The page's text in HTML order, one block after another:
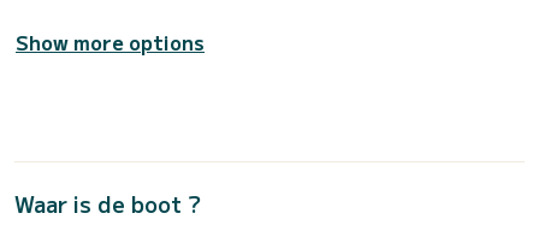
Show more options
Waar is de boot ?